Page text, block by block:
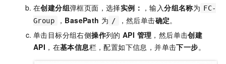
在创建分组弹框页面，选择实例： ，输入分组名称为 FC-
Group
， BasePath 为 / ，然后单击确定。
单击目标分组右侧操作列的 API 管理 ，然后单击创建
API ，在基本信息栏，配置如下信息，并单击下一步。